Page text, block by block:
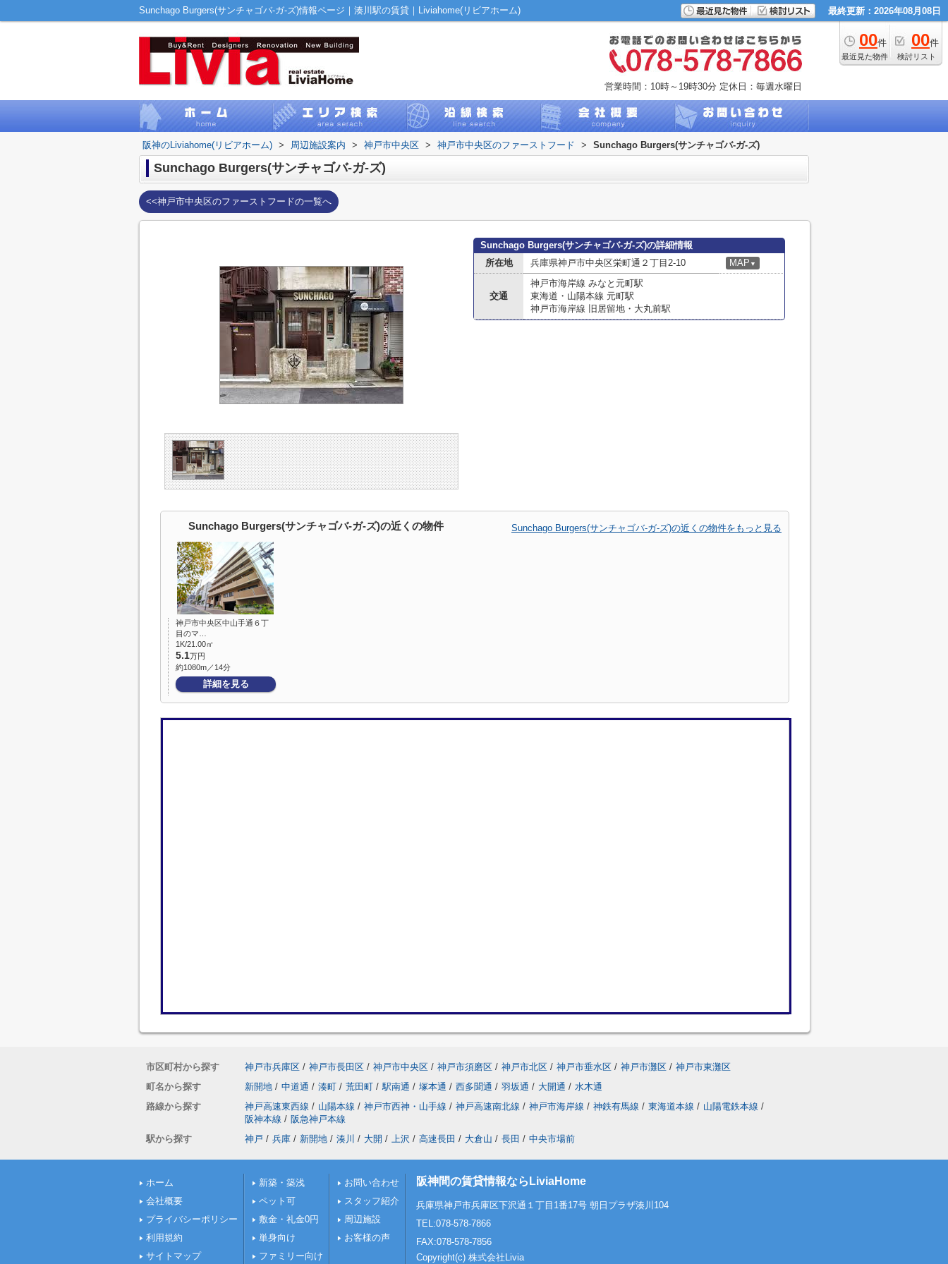
Sunchago Burgers(サンチャゴバ-ガ-ズ)情報ページ｜湊川駅の賃貸｜Liviahome(リビアホーム) 最終更新：2026年08月08日
00件
最近見た物件
00件
検討リスト
営業時間：10時～19時30分 定休日：毎週水曜日
阪神のLiviahome(リビアホーム) > 周辺施設案内 > 神戸市中央区 > 神戸市中央区のファーストフード > Sunchago Burgers(サンチャゴバ-ガ-ズ)
Sunchago Burgers(サンチャゴバ-ガ-ズ)
<<神戸市中央区のファーストフードの一覧へ
Sunchago Burgers(サンチャゴバ-ガ-ズ)の詳細情報
所在地
兵庫県神戸市中央区栄町通２丁目2-10 MAP ▼
交通
神戸市海岸線 みなと元町駅
東海道・山陽本線 元町駅
神戸市海岸線 旧居留地・大丸前駅
Sunchago Burgers(サンチャゴバ-ガ-ズ)の近くの物件 Sunchago Burgers(サンチャゴバ-ガ-ズ)の近くの物件をもっと見る
神戸市中央区中山手通６丁
目のマ…
1K/21.00㎡
5.1万円
約1080m／14分
詳細を見る
市区町村から探す 神戸市兵庫区 / 神戸市長田区 / 神戸市中央区 / 神戸市須磨区 / 神戸市北区 / 神戸市垂水区 / 神戸市灘区 / 神戸市東灘区
町名から探す
新開地 / 中道通 / 湊町 / 荒田町 / 駅南通 / 塚本通 / 西多聞通 / 羽坂通 / 大開通 / 水木通
路線から探す
神戸高速東西線 / 山陽本線 / 神戸市西神・山手線 / 神戸高速南北線 / 神戸市海岸線 / 神鉄有馬線 / 東海道本線 / 山陽電鉄本線 /
阪神本線 / 阪急神戸本線
駅から探す
神戸 / 兵庫 / 新開地 / 湊川 / 大開 / 上沢 / 高速長田 / 大倉山 / 長田 / 中央市場前
ホーム
会社概要
プライバシーポリシー
利用規約
サイトマップ
新築・築浅
ペット可
敷金・礼金0円
単身向け
ファミリー向け
お問い合わせ
スタッフ紹介
周辺施設
お客様の声
阪神間の賃貸情報ならLiviaHome
兵庫県神戸市兵庫区下沢通１丁目1番17号 朝日プラザ湊川104
TEL:078-578-7866
FAX:078-578-7856
Copyright(c) 株式会社Livia